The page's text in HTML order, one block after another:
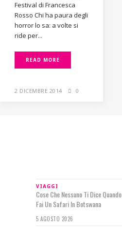
Festival di Francesca
Rosso Chi ha paura degli
horror lo sa: a volte si
ride per...
READ MORE
2 DICEMBRE 2014 0
VIAGGI
Cose Che Nessuno Ti Dice Quando
Fai Un Safari In Botswana
5 AGOSTO 2026